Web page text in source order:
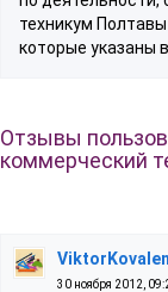
техникум
которые указаны
Отзывы
коммерческий
30 ноября 2012,